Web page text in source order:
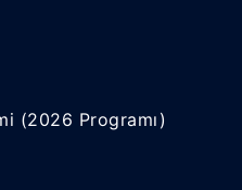
(2026 Programı)